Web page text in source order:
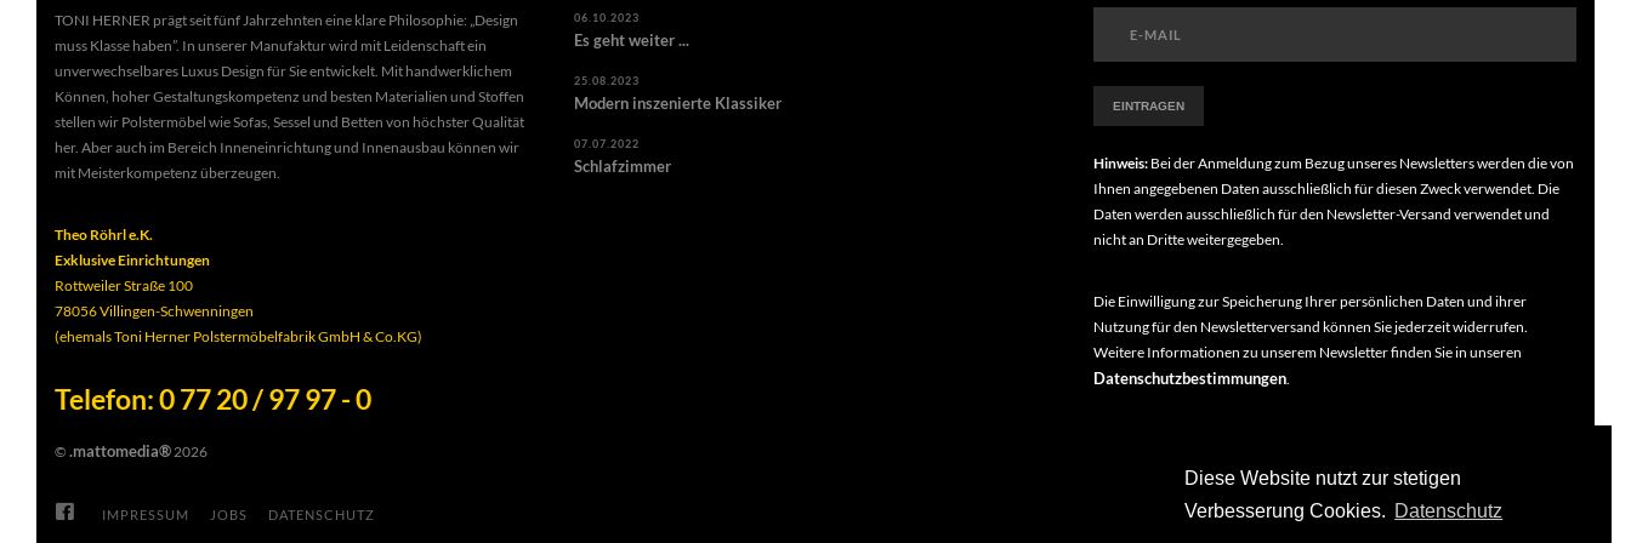
Diese Website nutzt zur stetigen
Verbesserung Cookies. Datenschutz
TONI HERNER prägt seit fünf Jahrzehnten eine klare Philosophie: „Design
muss Klasse haben”. In unserer Manufaktur wird mit Leidenschaft ein
unverwechselbares Luxus Design für Sie entwickelt. Mit handwerklichem
Können, hoher Gestaltungskompetenz und besten Materialien und Stoffen
stellen wir Polstermöbel wie Sofas, Sessel und Betten von höchster Qualität
her. Aber auch im Bereich Inneneinrichtung und Innenausbau können wir
mit Meisterkompetenz überzeugen.
Theo Röhrl e.K.
Exklusive Einrichtungen
Rottweiler Straße 100
78056 Villingen-Schwenningen
(ehemals Toni Herner Polstermöbelfabrik GmbH & Co.KG)
Telefon: 0 77 20 / 97 97 - 0
© .mattomedia® 2026
IMPRESSUM JOBS DATENSCHUTZ
06.10.2023
Es geht weiter ...
25.08.2023
Modern inszenierte Klassiker
07.07.2022
Schlafzimmer Hinweis:Bei der Anmeldung zum Bezug unseres Newsletters werden die von
Ihnen angegebenen Daten ausschließlich für diesen Zweck verwendet. Die
Daten werden ausschließlich für den Newsletter-Versand verwendet und
nicht an Dritte weitergegeben.
Die Einwilligung zur Speicherung Ihrer persönlichen Daten und ihrer
Nutzung für den Newsletterversand können Sie jederzeit widerrufen.
Weitere Informationen zu unserem Newsletter finden Sie in unseren
Datenschutzbestimmungen.